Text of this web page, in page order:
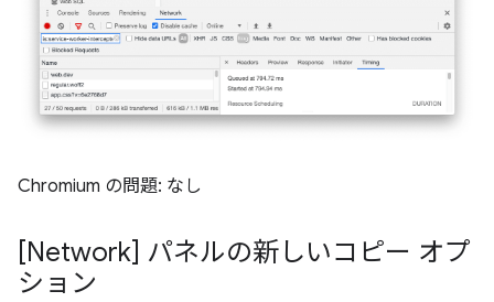
Chromium の問題: なし
[Network] パネルの新しいコピー オプ
ション